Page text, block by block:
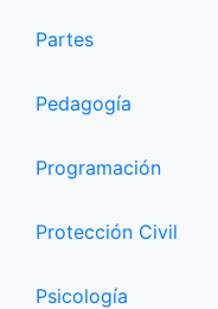
Partes
Pedagogía
Programación
Protección Civil
Psicología